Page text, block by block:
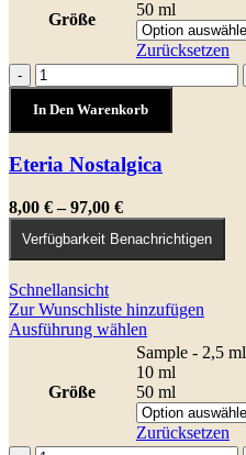
weist
mehrere
Varianten
auf.
Die
Optionen
der
werden
Größe
50 ml
Zurücksetzen
-
Eteria
Nostalgica
Menge
In Den Warenkorb
Eteria Nostalgica
8,00 € –97,00 €Preisspanne:
8,00 €
bis
97,00 €
Verfügbarkeit Benachrichtigen
Schnellansicht
Zur Wunschliste hinzufügen
Ausführung wählen
Produkt
weist
mehrere
Varianten
auf.
Die
Größe
Sample - 2,5 ml
10 ml
50 ml
Zurücksetzen